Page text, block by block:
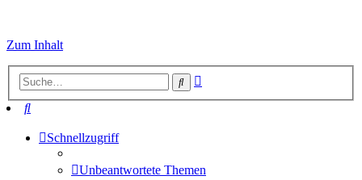
Zum Inhalt
Suche
Suche
Schnellzugriff
Unbeantwortete Themen